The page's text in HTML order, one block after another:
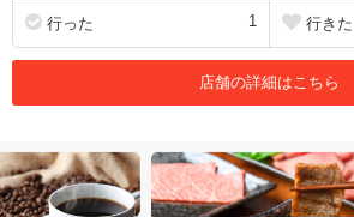
行った 1 行き
店舗の詳細はこちら